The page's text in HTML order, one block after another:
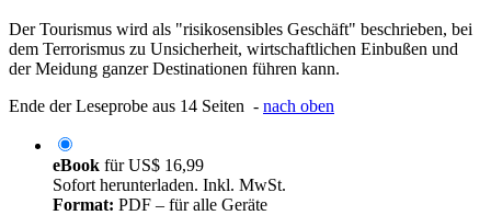
Der Tourismus wird als "risikosensibles Geschäft" beschrieben, bei
dem Terrorismus zu Unsicherheit, wirtschaftlichen Einbußen und
der Meidung ganzer Destinationen führen kann.
Ende der Leseprobe aus 14 Seiten - nach oben
eBook fürUS$ 16,99
Sofort herunterladen. Inkl. MwSt.
Format: PDF – für alle Geräte